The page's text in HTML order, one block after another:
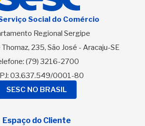
Social do Comércio
Regional Sergipe
235, São José - Aracaju-SE
(79) 3216-2700
03.637.549/0001-80
SESC NO BRASIL
Espaço do Cliente